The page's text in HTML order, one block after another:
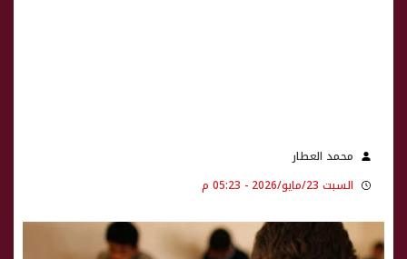
محمد العطار
السبت 23/مايو/2026 - 05:23 م